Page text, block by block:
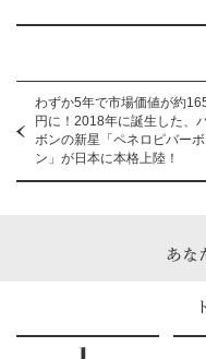
わずか5年で市場価値が約
円に！2018年に誕生した、
ボンの新星「ペネロピバーボ
ン」が日本に本格上陸！
あな